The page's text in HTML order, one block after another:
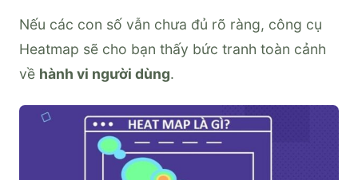
Nếu các con số vẫn chưa đủ rõ ràng, công cụ
Heatmap sẽ cho bạn thấy bức tranh toàn cảnh
về hành vi người dùng.